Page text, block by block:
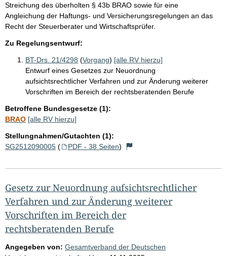
Streichung des überholten § 43b BRAO sowie für eine
Angleichung der Haftungs- und Versicherungsregelungen an das
Recht der Steuerberater und Wirtschaftsprüfer.
Zu Regelungsentwurf:
BT-Drs. 21/4298 (Vorgang) [alle RV hierzu]
Entwurf eines Gesetzes zur Neuordnung
aufsichtsrechtlicher Verfahren und zur Änderung weiterer
Vorschriften im Bereich der rechtsberatenden Berufe
Betroffene Bundesgesetze (1):
BRAO [alle RV hierzu]
Stellungnahmen/Gutachten (1):
SG2512090005 ( PDF - 38 Seiten)
Gesetz zur Neuordnung aufsichtsrechtlicher
Verfahren und zur Änderung weiterer
Vorschriften im Bereich der
rechtsberatenden Berufe
Angegeben von: Gesamtverband der Deutschen